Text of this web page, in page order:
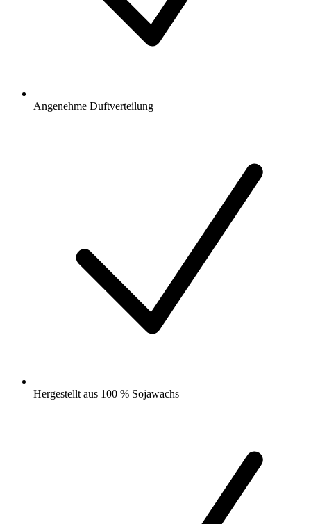
Angenehme Duftverteilung
Hergestellt aus 100 % Sojawachs